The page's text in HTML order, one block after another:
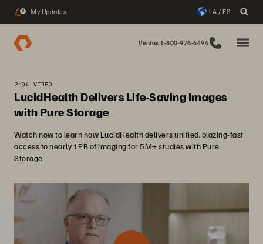
2 My Updates LA / ES
Ventas 1-800-976-6494
2:04 VIDEO
LucidHealth Delivers Life-Saving Images
with Pure Storage
Watch now to learn how LucidHealth delivers unified, blazing-fast
access to nearly 1PB of imaging for 5M+ studies with Pure
Storage